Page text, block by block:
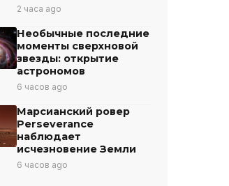
2 часа ago
Необычные последние
моменты сверхновой
звезды: открытие
астрономов
6 часов ago
Марсианский ровер
Perseverance
наблюдает
исчезновение Земли
6 часов ago